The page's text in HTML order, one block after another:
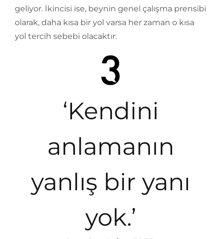
geliyor. İkincisi ise, beynin genel çalışma prensibi
olarak, daha kısa bir yol varsa her zaman o kısa
yol tercih sebebi olacaktır.
‘Kendini
anlamanın
yanlış bir yanı
yok.’